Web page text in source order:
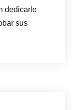
dedicarle
sus